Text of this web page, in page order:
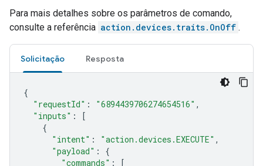
Para mais detalhes sobre os parâmetros de comando,
consulte a referência action.devices.traits.OnOff .
Solicitação Resposta
{
"requestId" : "6894439706274654516" ,
"inputs" :
[
{
"intent" : "action.devices.EXECUTE" ,
"payload" :
{
"commands" :
[